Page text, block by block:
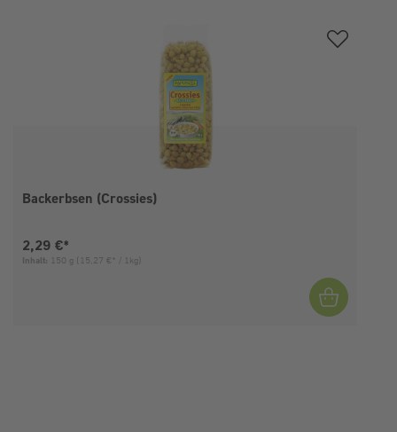
Backerbsen (Crossies)
Aktueller Preis:
2,29 €*
Inhalt: 150 g (15,27 €* / 1kg)